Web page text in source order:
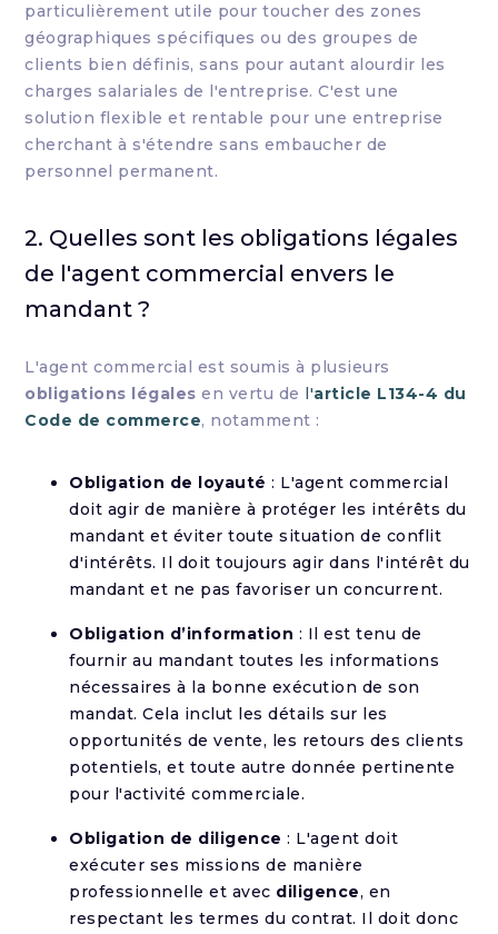
particulièrement utile pour toucher des zones
géographiques spécifiques ou des groupes de
clients bien définis, sans pour autant alourdir les
charges salariales de l'entreprise. C'est une
solution flexible et rentable pour une entreprise
cherchant à s'étendre sans embaucher de
personnel permanent.
2. Quelles sont les obligations légales
de l'agent commercial envers le
mandant ?
L'agent commercial est soumis à plusieurs
obligations légales en vertu de l'article L134-4 du
Code de commerce, notamment :
Obligation de loyauté : L'agent commercial
doit agir de manière à protéger les intérêts du
mandant et éviter toute situation de conflit
d'intérêts. Il doit toujours agir dans l'intérêt du
mandant et ne pas favoriser un concurrent.
Obligation d’information : Il est tenu de
fournir au mandant toutes les informations
nécessaires à la bonne exécution de son
mandat. Cela inclut les détails sur les
opportunités de vente, les retours des clients
potentiels, et toute autre donnée pertinente
pour l'activité commerciale.
Obligation de diligence : L'agent doit
exécuter ses missions de manière
professionnelle et avec diligence, en
respectant les termes du contrat. Il doit donc